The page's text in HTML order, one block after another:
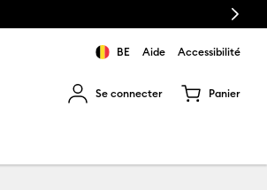
Next
BE Aide Accessibilité
Se connecter Panier